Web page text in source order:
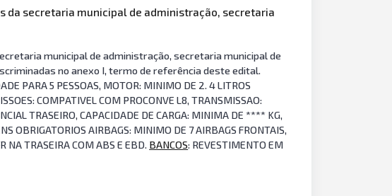
da secretaria municipal de administração, secretaria
municipal de administração, secretaria municipal de
no anexo I, termo de referência deste edital.
PARA 5 PESSOAS, MOTOR: MINIMO DE 2. 4 LITROS
COMPATIVEL COM PROCONVE L8, TRANSMISSAO:
TRASEIRO, CAPACIDADE DE CARGA: MINIMA DE **** KG,
OBRIGATORIOS AIRBAGS: MINIMO DE 7 AIRBAGS FRONTAIS,
NA TRASEIRA COM ABS E EBD. BANCOS: REVESTIMENTO EM